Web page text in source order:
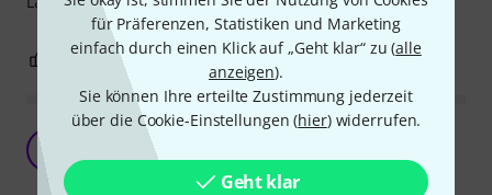
für Präferenzen, Statistiken und Marketing
einfach durch einen Klick auf „Geht klar“ zu (alle
anzeigen).
Sie können Ihre erteilte Zustimmung jederzeit
über die Cookie-Einstellungen (hier) widerrufen.
Geht klar
0 BEWERTUNG MELDEN
Top seit 2015
MasterM 08.02.2024